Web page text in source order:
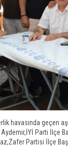
havasında geçen
Aydemir,​İYİ Parti İlçe
Partisi İlçe